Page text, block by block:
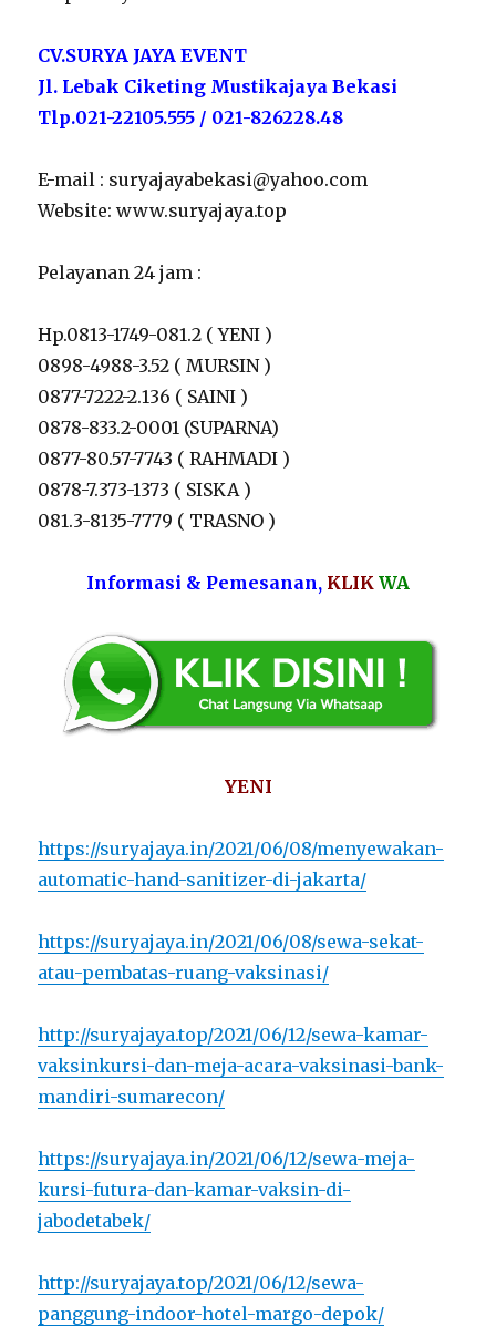
CV.SURYA JAYA EVENT
Jl. Lebak Ciketing Mustikajaya Bekasi
Tlp.021-22105.555 / 021-826228.48
E-mail : suryajayabekasi@yahoo.com
Website: www.suryajaya.top
Pelayanan 24 jam :
Hp.0813-1749-081.2 ( YENI )
0898-4988-3.52 ( MURSIN )
0877-7222-2.136 ( SAINI )
0878-833.2-0001 (SUPARNA)
0877-80.57-7743 ( RAHMADI )
0878-7.373-1373 ( SISKA )
081.3-8135-7779 ( TRASNO )
Informasi & Pemesanan, KLIK WA
YENI
https://suryajaya.in/2021/06/08/menyewakan-
automatic-hand-sanitizer-di-jakarta/
https://suryajaya.in/2021/06/08/sewa-sekat-
atau-pembatas-ruang-vaksinasi/
http://suryajaya.top/2021/06/12/sewa-kamar-
vaksinkursi-dan-meja-acara-vaksinasi-bank-
mandiri-sumarecon/
https://suryajaya.in/2021/06/12/sewa-meja-
kursi-futura-dan-kamar-vaksin-di-
jabodetabek/
http://suryajaya.top/2021/06/12/sewa-
panggung-indoor-hotel-margo-depok/